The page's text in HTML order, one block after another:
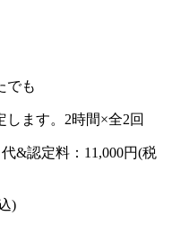
でも
ます。 2時間×全2回
&認定料： 11,000円(税
)